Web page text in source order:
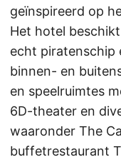
geïnspireerd op
Het hotel
echt piratenschip
binnen- en
en speelruimtes
6D-theater en
waaronder The
buffetrestaurant